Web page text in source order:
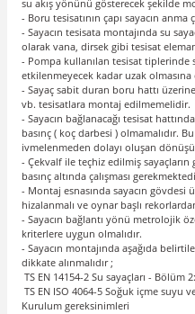
su akış yönünü gösterecek şekilde
- Boru tesisatının çapı sayacın anma
- Sayacın tesisata montajında su
olarak vana, dirsek gibi tesisat
- Pompa kullanılan tesisat tiplerinde
etkilenmeyecek kadar uzak
- Sayaç sabit duran boru hattı
vb. tesisatlara montaj edilmemelidir.
- Sayacın bağlanacağı tesisat
basınç ( koç darbesi ) olmamalıdır.
ivmelenmeden dolayı oluşan
- Çekvalf ile teçhiz edilmiş sayaçların
basınç altında çalışması
- Montaj esnasında sayacın gövdesi
hizalanmalı ve oynar başlı
- Sayacın bağlantı yönü metrolojik
kriterlere uygun olmalıdır.
- Sayacın montajında aşağıda
dikkate alınmalıdır ;
TS EN 14154-2 Su sayaçları - Bölüm
TS EN ISO 4064-5 Soğuk içme suyu
Kurulum gereksinimleri